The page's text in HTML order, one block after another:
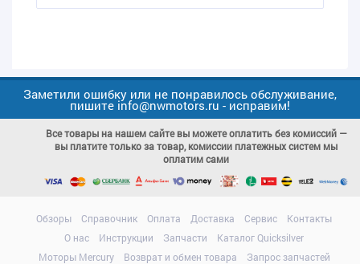
Заметили ошибку или не понравилось обслуживание,
пишите info@nwmotors.ru - исправим!
Все товары на нашем сайте вы можете оплатить без комиссий —
вы платите только за товар, комиссии платежных систем мы
оплатим сами
Обзоры Справочник Оплата Доставка Сервис
Контакты
О нас
Инструкции Запчасти
Каталог Quicksilver
Моторы Mercury
Возврат и обмен товара
Запрос запчастей